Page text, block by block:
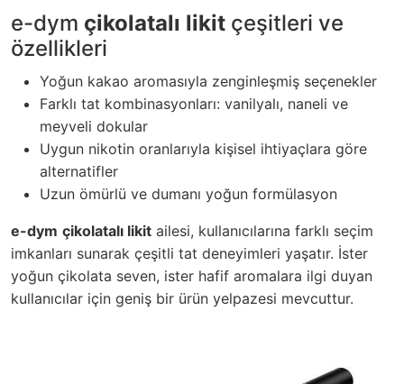
e-dym çikolatalı likit çeşitleri ve
özellikleri
Yoğun kakao aromasıyla zenginleşmiş seçenekler
Farklı tat kombinasyonları: vanilyalı, naneli ve
meyveli dokular
Uygun nikotin oranlarıyla kişisel ihtiyaçlara göre
alternatifler
Uzun ömürlü ve dumanı yoğun formülasyon
e-dym çikolatalı likit ailesi, kullanıcılarına farklı seçim
imkanları sunarak çeşitli tat deneyimleri yaşatır. İster
yoğun çikolata seven, ister hafif aromalara ilgi duyan
kullanıcılar için geniş bir ürün yelpazesi mevcuttur.